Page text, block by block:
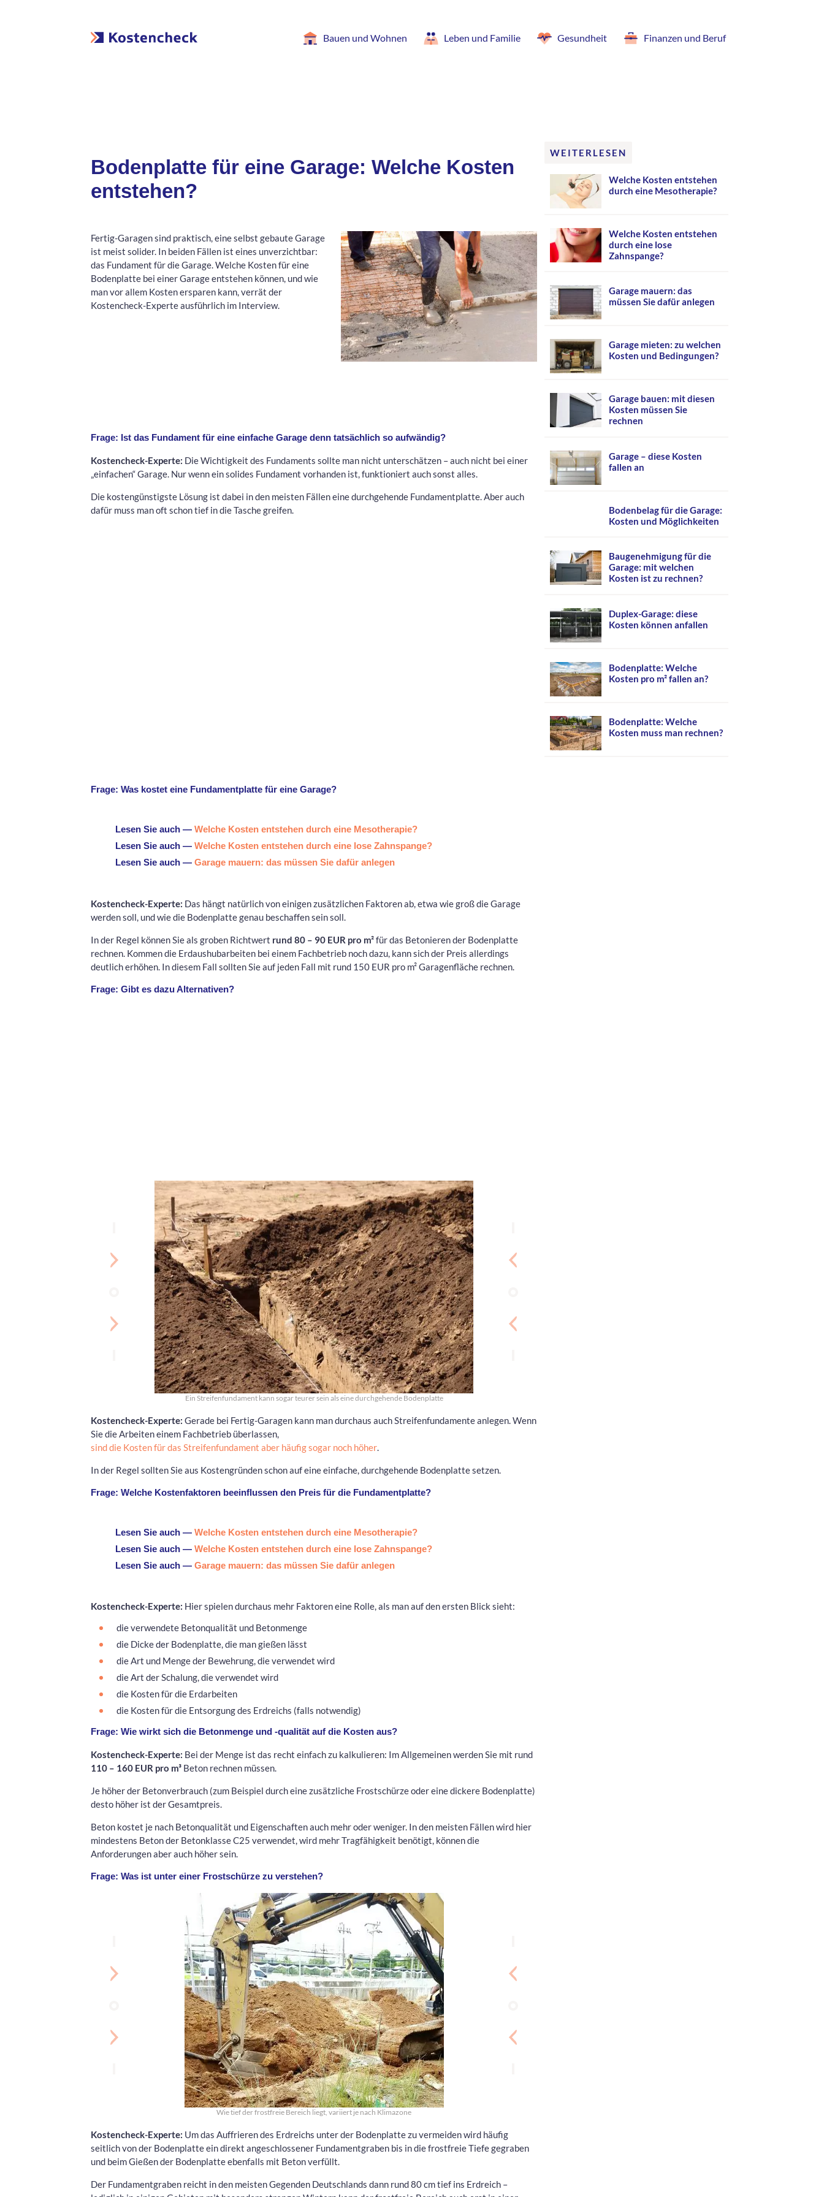
Bauen und Wohnen Leben und Familie Gesundheit Finanzen und Beruf
Bodenplatte für eine Garage: Welche Kosten
entstehen?
Fertig-Garagen sind praktisch, eine selbst gebaute Garage
ist meist solider. In beiden Fällen ist eines unverzichtbar:
das Fundament für die Garage. Welche Kosten für eine
Bodenplatte bei einer Garage entstehen können, und wie
man vor allem Kosten ersparen kann, verrät der
Kostencheck-Experte ausführlich im Interview.
Frage: Ist das Fundament für eine einfache Garage denn tatsächlich so aufwändig?
Kostencheck-Experte: Die Wichtigkeit des Fundaments sollte man nicht unterschätzen – auch nicht bei einer
„einfachen“ Garage. Nur wenn ein solides Fundament vorhanden ist, funktioniert auch sonst alles.
Die kostengünstigste Lösung ist dabei in den meisten Fällen eine durchgehende Fundamentplatte. Aber auch
dafür muss man oft schon tief in die Tasche greifen.
Frage: Was kostet eine Fundamentplatte für eine Garage?
Lesen Sie auch — Welche Kosten entstehen durch eine Mesotherapie?
Lesen Sie auch — Welche Kosten entstehen durch eine lose Zahnspange?
Lesen Sie auch — Garage mauern: das müssen Sie dafür anlegen
Kostencheck-Experte: Das hängt natürlich von einigen zusätzlichen Faktoren ab, etwa wie groß die Garage
werden soll, und wie die Bodenplatte genau beschaffen sein soll.
In der Regel können Sie als groben Richtwert rund 80 – 90 EUR pro m²für das Betonieren der Bodenplatte
rechnen. Kommen die Erdaushubarbeiten bei einem Fachbetrieb noch dazu, kann sich der Preis allerdings
deutlich erhöhen. In diesem Fall sollten Sie auf jeden Fall mit rund 150 EUR pro m² Garagenfläche rechnen.
Frage: Gibt es dazu Alternativen?
Ein Streifenfundament kann sogar teurer sein als eine durchgehende Bodenplatte
Kostencheck-Experte: Gerade bei Fertig-Garagen kann man durchaus auch Streifenfundamente anlegen. Wenn
Sie die Arbeiten einem Fachbetrieb überlassen,
sind die Kosten für das Streifenfundament aber häufig sogar noch höher.
In der Regel sollten Sie aus Kostengründen schon auf eine einfache, durchgehende Bodenplatte setzen.
Frage: Welche Kostenfaktoren beeinflussen den Preis für die Fundamentplatte?
Lesen Sie auch — Welche Kosten entstehen durch eine Mesotherapie?
Lesen Sie auch — Welche Kosten entstehen durch eine lose Zahnspange?
Lesen Sie auch — Garage mauern: das müssen Sie dafür anlegen
Kostencheck-Experte: Hier spielen durchaus mehr Faktoren eine Rolle, als man auf den ersten Blick sieht:
die verwendete Betonqualität und Betonmenge
die Dicke der Bodenplatte, die man gießen lässt
die Art und Menge der Bewehrung, die verwendet wird
die Art der Schalung, die verwendet wird
die Kosten für die Erdarbeiten
die Kosten für die Entsorgung des Erdreichs (falls notwendig)
Frage: Wie wirkt sich die Betonmenge und -qualität auf die Kosten aus?
Kostencheck-Experte: Bei der Menge ist das recht einfach zu kalkulieren: Im Allgemeinen werden Sie mit rund
110 – 160 EUR pro m³ Beton rechnen müssen.
Je höher der Betonverbrauch (zum Beispiel durch eine zusätzliche Frostschürze oder eine dickere Bodenplatte)
desto höher ist der Gesamtpreis.
Beton kostet je nach Betonqualität und Eigenschaften auch mehr oder weniger. In den meisten Fällen wird hier
mindestens Beton der Betonklasse C25 verwendet, wird mehr Tragfähigkeit benötigt, können die
Anforderungen aber auch höher sein.
Frage: Was ist unter einer Frostschürze zu verstehen?
Wie tief der frostfreie Bereich liegt, variiert je nach Klimazone
Kostencheck-Experte: Um das Auffrieren des Erdreichs unter der Bodenplatte zu vermeiden wird häufig
seitlich von der Bodenplatte ein direkt angeschlossener Fundamentgraben bis in die frostfreie Tiefe gegraben
und beim Gießen der Bodenplatte ebenfalls mit Beton verfüllt.
Der Fundamentgraben reicht in den meisten Gegenden Deutschlands dann rund 80 cm tief ins Erdreich –
WEITERLESEN
Welche Kosten entstehen
durch eine Mesotherapie?
Welche Kosten entstehen
durch eine lose
Zahnspange?
Garage mauern: das
müssen Sie dafür anlegen
Garage mieten: zu welchen
Kosten und Bedingungen?
Garage bauen: mit diesen
Kosten müssen Sie
rechnen
Garage – diese Kosten
fallen an
Bodenbelag für die Garage:
Kosten und Möglichkeiten
Baugenehmigung für die
Garage: mit welchen
Kosten ist zu rechnen?
Duplex-Garage: diese
Kosten können anfallen
Bodenplatte: Welche
Kosten pro m² fallen an?
Bodenplatte: Welche
Kosten muss man rechnen?